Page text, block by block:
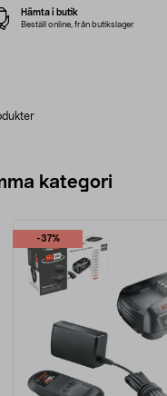
Hämta i butik
Beställ online, från butikslager
kategori
-37%